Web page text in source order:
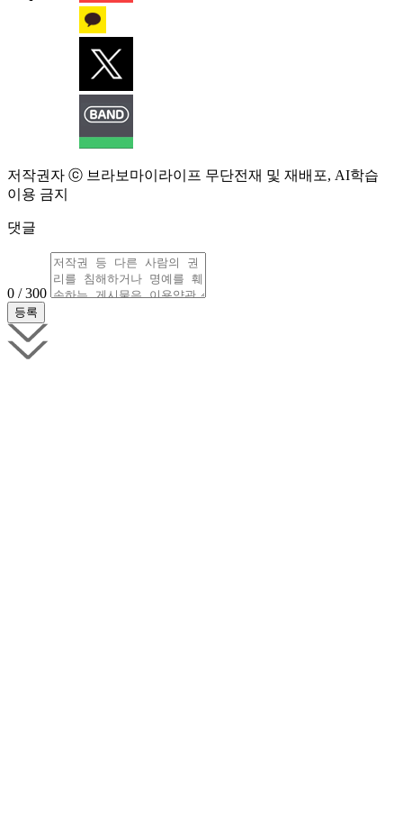
저작권자 ⓒ 브라보마이라이프 무단전재 및 재배포, AI학습
이용 금지
댓글
0 / 300